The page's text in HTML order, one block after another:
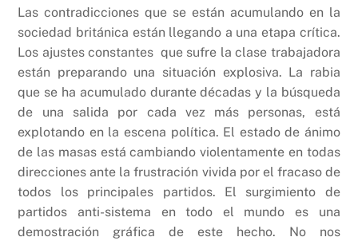
Las contradicciones que se están acumulando en la
sociedad británica están llegando a una etapa crítica.
Los ajustes constantes que sufre la clase trabajadora
están preparando una situación explosiva. La rabia
que se ha acumulado durante décadas y la búsqueda
de una salida por cada vez más personas, está
explotando en la escena política. El estado de ánimo
de las masas está cambiando violentamente en todas
direcciones ante la frustración vivida por el fracaso de
todos los principales partidos. El surgimiento de
partidos anti-sistema en todo el mundo es una
demostración gráfica de este hecho. No nos